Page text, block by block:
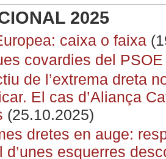
2025
caixa o faixa
covardies del PSOE
de l’extrema dreta
El cas d’Aliança
(25.10.2025)
dretes en auge:
d’unes esquerres